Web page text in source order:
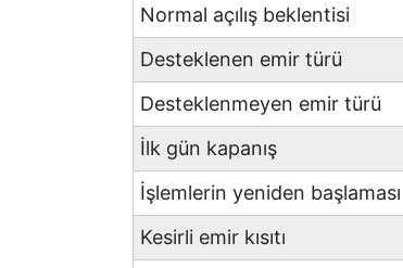
Normal açılış beklentisi
Desteklenen emir türü
Desteklenmeyen emir türü
İlk gün kapanış
İşlemlerin yeniden başlaması
Kesirli emir kısıtı